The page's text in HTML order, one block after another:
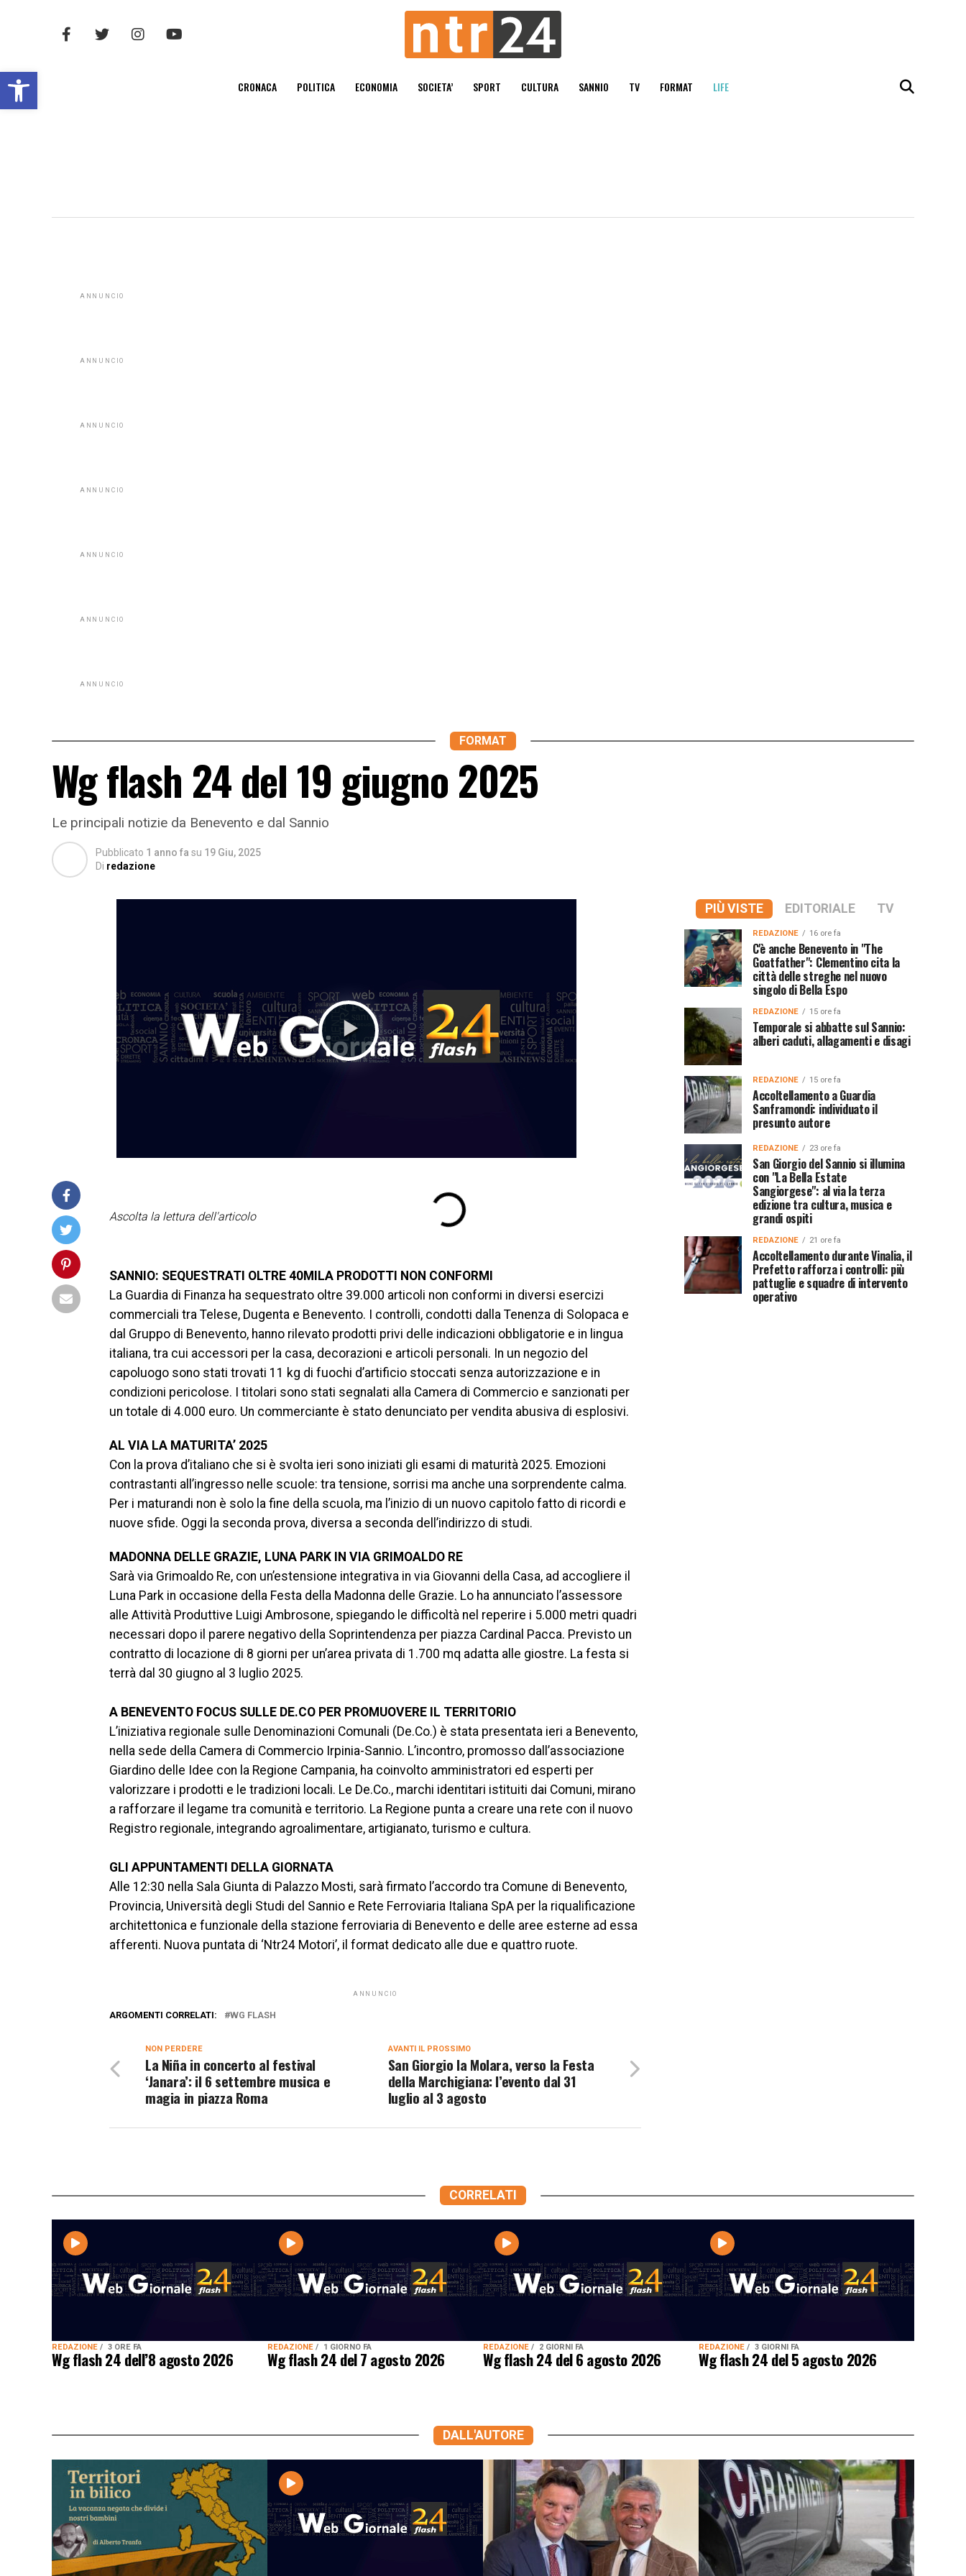
Open toolbar CRONACA POLITICA ECONOMIA SOCIETA’ SPORT CULTURA SANNIO TV FORMAT LIFE
ANNUNCIO
ANNUNCIO
ANNUNCIO
ANNUNCIO
ANNUNCIO
ANNUNCIO
ANNUNCIO
FORMAT
Wg flash 24 del 19 giugno 2025
Le principali notizie da Benevento e dal Sannio
Pubblicato 1 anno fa su 19 Giu, 2025
Di redazione
Ascolta la lettura dell'articolo
SANNIO: SEQUESTRATI OLTRE 40MILA PRODOTTI NON CONFORMI
La Guardia di Finanza ha sequestrato oltre 39.000 articoli non conformi in diversi esercizi
commerciali tra Telese, Dugenta e Benevento. I controlli, condotti dalla Tenenza di Solopaca e
dal Gruppo di Benevento, hanno rilevato prodotti privi delle indicazioni obbligatorie e in lingua
italiana, tra cui accessori per la casa, decorazioni e articoli personali. In un negozio del
capoluogo sono stati trovati 11 kg di fuochi d’artificio stoccati senza autorizzazione e in
condizioni pericolose. I titolari sono stati segnalati alla Camera di Commercio e sanzionati per
un totale di 4.000 euro. Un commerciante è stato denunciato per vendita abusiva di esplosivi.
AL VIA LA MATURITA’ 2025
Con la prova d’italiano che si è svolta ieri sono iniziati gli esami di maturità 2025. Emozioni
contrastanti all’ingresso nelle scuole: tra tensione, sorrisi ma anche una sorprendente calma.
Per i maturandi non è solo la fine della scuola, ma l’inizio di un nuovo capitolo fatto di ricordi e
nuove sfide. Oggi la seconda prova, diversa a seconda dell’indirizzo di studi.
MADONNA DELLE GRAZIE, LUNA PARK IN VIA GRIMOALDO RE
Sarà via Grimoaldo Re, con un’estensione integrativa in via Giovanni della Casa, ad accogliere il
Luna Park in occasione della Festa della Madonna delle Grazie. Lo ha annunciato l’assessore
alle Attività Produttive Luigi Ambrosone, spiegando le difficoltà nel reperire i 5.000 metri quadri
necessari dopo il parere negativo della Soprintendenza per piazza Cardinal Pacca. Previsto un
contratto di locazione di 8 giorni per un’area privata di 1.700 mq adatta alle giostre. La festa si
terrà dal 30 giugno al 3 luglio 2025.
A BENEVENTO FOCUS SULLE DE.CO PER PROMUOVERE IL TERRITORIO
L’iniziativa regionale sulle Denominazioni Comunali (De.Co.) è stata presentata ieri a Benevento,
nella sede della Camera di Commercio Irpinia-Sannio. L’incontro, promosso dall’associazione
Giardino delle Idee con la Regione Campania, ha coinvolto amministratori ed esperti per
valorizzare i prodotti e le tradizioni locali. Le De.Co., marchi identitari istituiti dai Comuni, mirano
a rafforzare il legame tra comunità e territorio. La Regione punta a creare una rete con il nuovo
Registro regionale, integrando agroalimentare, artigianato, turismo e cultura.
GLI APPUNTAMENTI DELLA GIORNATA
Alle 12:30 nella Sala Giunta di Palazzo Mosti, sarà firmato l’accordo tra Comune di Benevento,
Provincia, Università degli Studi del Sannio e Rete Ferroviaria Italiana SpA per la riqualificazione
architettonica e funzionale della stazione ferroviaria di Benevento e delle aree esterne ad essa
afferenti. Nuova puntata di ‘Ntr24 Motori’, il format dedicato alle due e quattro ruote.
ANNUNCIO
ARGOMENTI CORRELATI: WG FLASH
AVANTI IL ​​PROSSIMO
San Giorgio la Molara, verso la Festa
della Marchigiana: l’evento dal 31
luglio al 3 agosto
NON PERDERE
La Niña in concerto al festival
‘Janara’: il 6 settembre musica e
magia in piazza Roma
PIÙ VISTE EDITORIALE TV
REDAZIONE 16 ore fa
C'è anche Benevento in "The
Goatfather": Clementino cita la
città delle streghe nel nuovo
singolo di Bella Espo
REDAZIONE 15 ore fa
Temporale si abbatte sul Sannio:
alberi caduti, allagamenti e disagi
REDAZIONE 15 ore fa
Accoltellamento a Guardia
Sanframondi: individuato il
presunto autore
REDAZIONE 23 ore fa
San Giorgio del Sannio si illumina
con "La Bella Estate
Sangiorgese": al via la terza
edizione tra cultura, musica e
grandi ospiti
REDAZIONE 21 ore fa
Accoltellamento durante Vinalia, il
Prefetto rafforza i controlli: più
pattuglie e squadre di intervento
operativo
CORRELATI
REDAZIONE 3 ORE FA
Wg flash 24 dell’8 agosto 2026
REDAZIONE 1 GIORNO FA
Wg flash 24 del 7 agosto 2026
REDAZIONE 2 GIORNI FA
Wg flash 24 del 6 agosto 2026
REDAZIONE 3 GIORNI FA
Wg flash 24 del 5 agosto 2026
DALL'AUTORE